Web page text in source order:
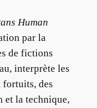
Human
par la
de fictions
interprète les
fortuits, des
et la technique,